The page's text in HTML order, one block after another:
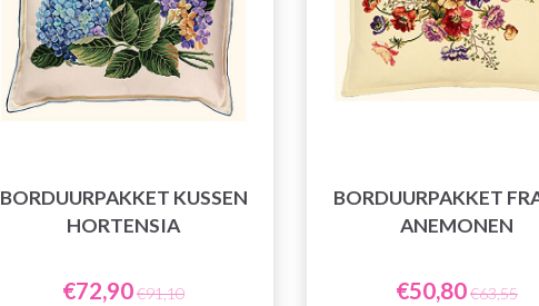
BORDUURPAKKET KUSSEN
HORTENSIA
€72,90€91,10
BORDUURPAKKET
ANEMONEN
€50,80€63,55